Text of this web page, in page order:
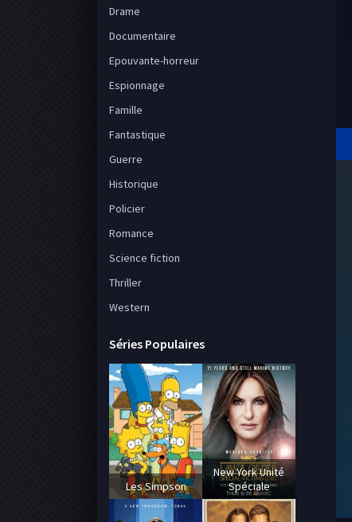
Drame
Documentaire
Epouvante-horreur
Espionnage
Famille
Fantastique
Guerre
Historique
Policier
Romance
Science fiction
Thriller
Western
Séries Populaires
Les Simpson
New York Unité
Spéciale